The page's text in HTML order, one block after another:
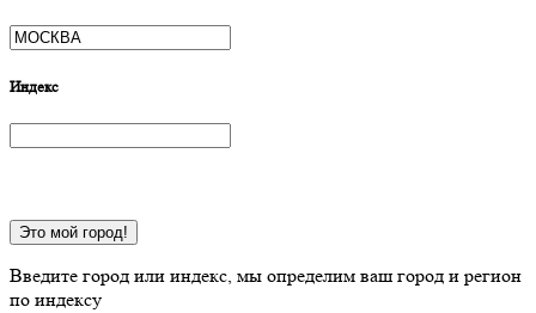
Индекс
Это мой город!
Введите город или индекс, мы определим ваш город и регион
по индексу